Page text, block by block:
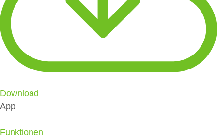
Download
App
Funktionen